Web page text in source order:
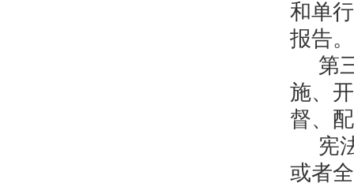
和单
报告。
第
施、
督、
宪
或者